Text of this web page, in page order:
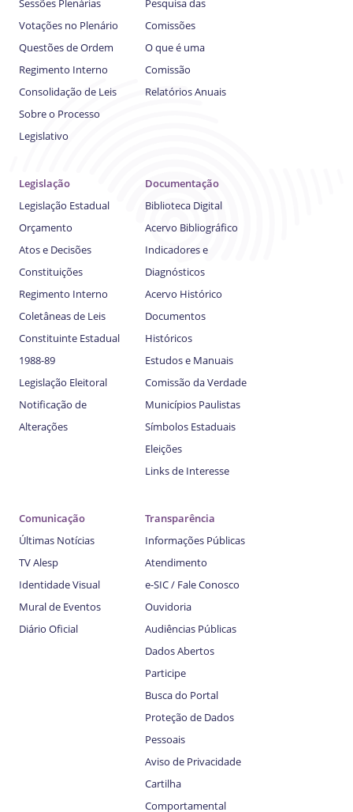
Sessões Plenárias
Votações no Plenário
Questões de Ordem
Regimento Interno
Consolidação de Leis
Sobre o Processo
Legislativo
Pesquisa das
Comissões
O que é uma
Comissão
Relatórios Anuais
Legislação
Legislação Estadual
Orçamento
Atos e Decisões
Constituições
Regimento Interno
Coletâneas de Leis
Constituinte Estadual
1988-89
Legislação Eleitoral
Notificação de
Alterações
Documentação
Biblioteca Digital
Acervo Bibliográfico
Indicadores e
Diagnósticos
Acervo Histórico
Documentos
Históricos
Estudos e Manuais
Comissão da Verdade
Municípios Paulistas
Símbolos Estaduais
Eleições
Links de Interesse
Comunicação
Últimas Notícias
TV Alesp
Identidade Visual
Mural de Eventos
Diário Oficial
Transparência
Informações Públicas
Atendimento
e-SIC / Fale Conosco
Ouvidoria
Audiências Públicas
Dados Abertos
Participe
Busca do Portal
Proteção de Dados
Pessoais
Aviso de Privacidade
Cartilha
Comportamental